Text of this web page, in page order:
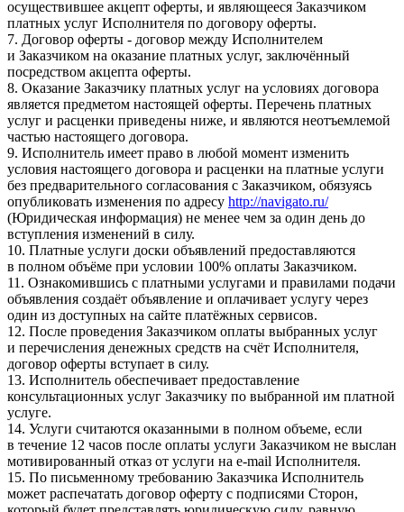
осуществившее акцепт оферты, и являющееся Заказчиком
платных услуг Исполнителя по договору оферты.
7. Договор оферты - договор между Исполнителем
и Заказчиком на оказание платных услуг, заключённый
посредством акцепта оферты.
8. Оказание Заказчику платных услуг на условиях договора
является предметом настоящей оферты. Перечень платных
услуг и расценки приведены ниже, и являются неотъемлемой
частью настоящего договора.
9. Исполнитель имеет право в любой момент изменить
условия настоящего договора и расценки на платные услуги
без предварительного согласования с Заказчиком, обязуясь
опубликовать изменения по адресу http://navigato.ru/
(Юридическая информация) не менее чем за один день до
вступления изменений в силу.
10. Платные услуги доски объявлений предоставляются
в полном объёме при условии 100% оплаты Заказчиком.
11. Ознакомившись с платными услугами и правилами подачи
объявления создаёт объявление и оплачивает услугу через
один из доступных на сайте платёжных сервисов.
12. После проведения Заказчиком оплаты выбранных услуг
и перечисления денежных средств на счёт Исполнителя,
договор оферты вступает в силу.
13. Исполнитель обеспечивает предоставление
консультационных услуг Заказчику по выбранной им платной
услуге.
14. Услуги считаются оказанными в полном объеме, если
в течение 12 часов после оплаты услуги Заказчиком не выслан
мотивированный отказ от услуги на e-mail Исполнителя.
15. По письменному требованию Заказчика Исполнитель
может распечатать договор оферту с подписями Сторон,